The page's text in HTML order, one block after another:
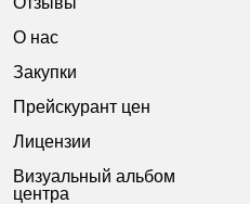
О нас
Закупки
Прейскурант цен
Лицензии
Визуальный альбом
центра